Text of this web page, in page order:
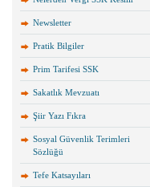
Newsletter
Pratik Bilgiler
Prim Tarifesi SSK
Sakatlık Mevzuatı
Şiir Yazı Fıkra
Sosyal Güvenlik Terimleri
Sözlüğü
Tefe Katsayıları